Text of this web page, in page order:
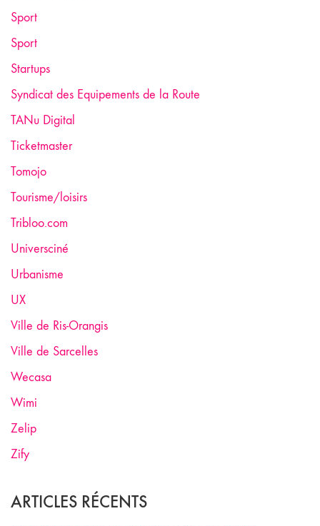
Sport
Sport
Startups
Syndicat des Equipements de la Route
TANu Digital
Ticketmaster
Tomojo
Tourisme/loisirs
Tribloo.com
Universciné
Urbanisme
UX
Ville de Ris-Orangis
Ville de Sarcelles
Wecasa
Wimi
Zelip
Zify
ARTICLES RÉCENTS